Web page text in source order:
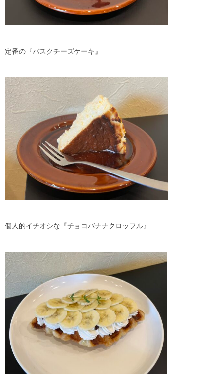
定番の『バスクチーズケーキ』
個人的イチオシな『チョコバナナクロッフル』